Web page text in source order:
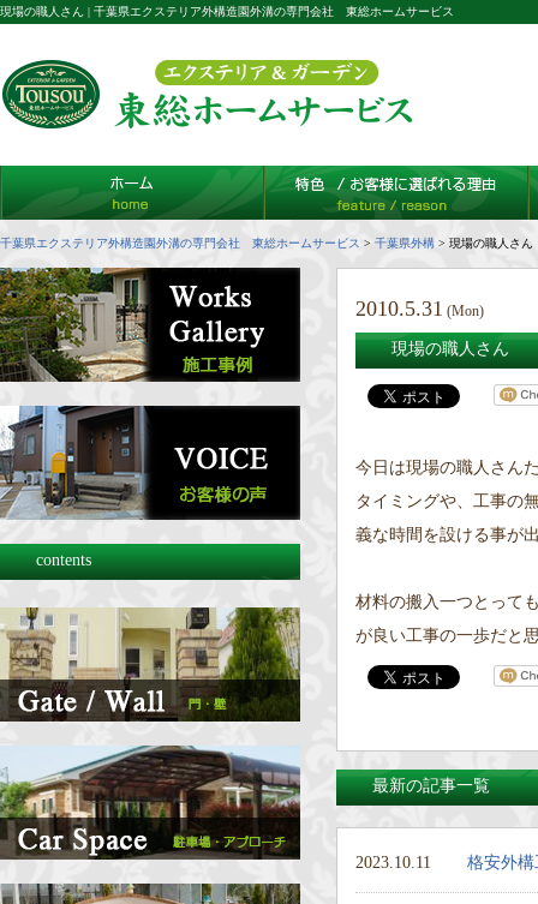
現場の職人さん | 千葉県エクステリア外構造園外溝の専門会社 東総ホームサービス
千葉県エクステリア外構造園外溝の専門会社 東総ホームサービス > 千葉県外構 > 現場の職人さん
2010.5.31 (Mon)
現場の職人さん
今日は現場の職人さん
タイミングや、工事の
義な時間を設ける事が
材料の搬入一つとって
が良い工事の一歩だと
最新の記事一覧
2023.10.11 格安外
contents